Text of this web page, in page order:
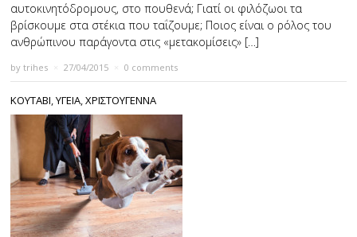
αυτοκινητόδρομους, στο πουθενά; Γιατί οι φιλόζωοι τα
βρίσκουμε στα στέκια που ταΐζουμε; Ποιος είναι ο ρόλος του
ανθρώπινου παράγοντα στις «μετακομίσεις» […]
bytrihes 27/04/2015 0 comments
ΚΟΥΤΑΒΙ,ΥΓΕΙΑ,ΧΡΙΣΤΟΥΓΕΝΝΑ